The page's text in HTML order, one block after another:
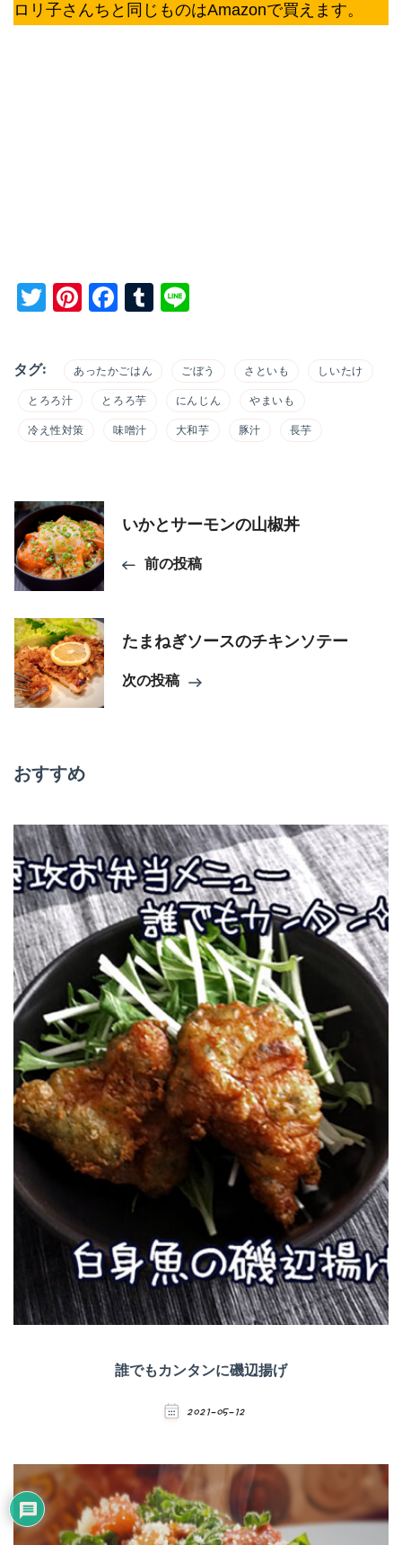
ロリ子さんちと同じものはAmazonで買えます。
TwitterPinterest
Facebook
Tumblr
タグ: あったかごはん ごぼう さといも しいたけ
とろろ汁 とろろ芋 にんじん やまいも
冷え性対策 味噌汁 大和芋 豚汁 長芋
投
稿
ナ
ビ
ゲ
シ
ン
いかとサーモンの山椒丼
前の投稿
たまねぎソースのチキンソテー
次の投稿
おすすめ
誰でもカンタンに磯辺揚げ
2021-05-12